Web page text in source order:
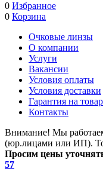
0 Избранное
0 Корзина
Очковые линзы
O компании
Услуги
Вакансии
Условия оплаты
Условия доставки
Гарантия на товар
Контакты
Внимание! Мы
(юр.лицами или ИП).
Просим цены
57